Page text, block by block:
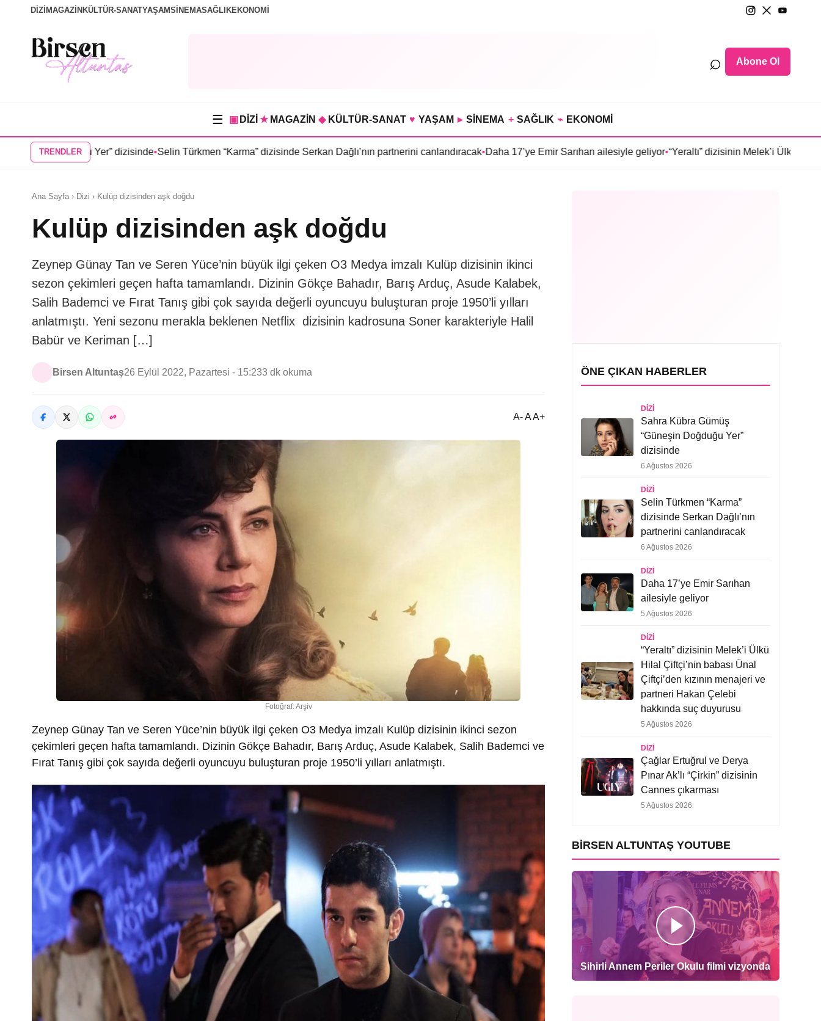
DİZİ MAGAZİN KÜLTÜR-SANATYAŞAMSİNEMASAĞLIKEKONOMİ
⌕ Abone Ol
☰ ▣ DİZİ ★ MAGAZİN ◆ KÜLTÜR-SANAT ♥ YAŞAM ▸ SİNEMA + SAĞLIK ⌁ EKONOMİ
TRENDLER
Yer” dizisinde•Selin Türkmen “Karma” dizisinde Serkan Dağlı’nın partnerini canlandıracak•Daha 17’ye Emir Sarıhan ailesiyle geliyor •“Yeraltı” dizisinin Melek’i Ülkü Hilal Çiftçi’nin
Ana Sayfa › Dizi › Kulüp dizisinden aşk doğdu
Kulüp dizisinden aşk doğdu
Zeynep Günay Tan ve Seren Yüce’nin büyük ilgi çeken O3 Medya imzalı Kulüp dizisinin ikinci
sezon çekimleri geçen hafta tamamlandı. Dizinin Gökçe Bahadır, Barış Arduç, Asude Kalabek,
Salih Bademci ve Fırat Tanış gibi çok sayıda değerli oyuncuyu buluşturan proje 1950’li yılları
anlatmıştı. Yeni sezonu merakla beklenen Netflix dizisinin kadrosuna Soner karakteriyle Halil
Babür ve Keriman […]
Birsen Altuntaş26 Eylül 2022, Pazartesi - 15:233 dk okuma
A- A A+
Fotoğraf: Arşiv
Zeynep Günay Tan ve Seren Yüce’nin büyük ilgi çeken O3 Medya imzalı Kulüp dizisinin ikinci sezon
çekimleri geçen hafta tamamlandı. Dizinin Gökçe Bahadır, Barış Arduç, Asude Kalabek, Salih Bademci ve
Fırat Tanış gibi çok sayıda değerli oyuncuyu buluşturan proje 1950’li yılları anlatmıştı.
ÖNE ÇIKAN HABERLER
DIZI
Sahra Kübra Gümüş
“Güneşin Doğduğu Yer”
dizisinde
6 Ağustos 2026
DIZI
Selin Türkmen “Karma”
dizisinde Serkan Dağlı’nın
partnerini canlandıracak
6 Ağustos 2026
DIZI
Daha 17’ye Emir Sarıhan
ailesiyle geliyor
5 Ağustos 2026
DIZI
“Yeraltı” dizisinin Melek’i Ülkü
Hilal Çiftçi’nin babası Ünal
Çiftçi’den kızının menajeri ve
partneri Hakan Çelebi
hakkında suç duyurusu
5 Ağustos 2026
DIZI
Çağlar Ertuğrul ve Derya
Pınar Ak’lı “Çirkin” dizisinin
Cannes çıkarması
5 Ağustos 2026
BIRSEN ALTUNTAŞ YOUTUBE
Sihirli Annem Periler Okulu filmi vizyonda